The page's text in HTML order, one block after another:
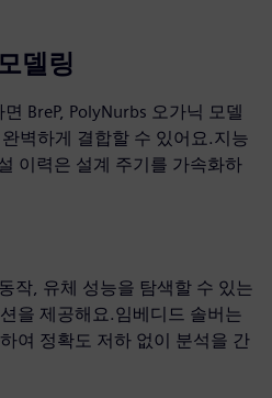
델링
BreP, PolyNurbs 오가닉 모델
벽하게 결합할 수 있어요.지능
이력은 설계 주기를 가속화하
작, 유체 성능을 탐색할 수 있는
을 제공해요.임베디드 솔버는
여 정확도 저하 없이 분석을 간